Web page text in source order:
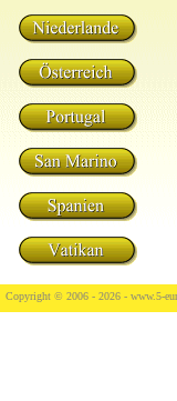
Copyright © 2006 - 2026 - www.5-